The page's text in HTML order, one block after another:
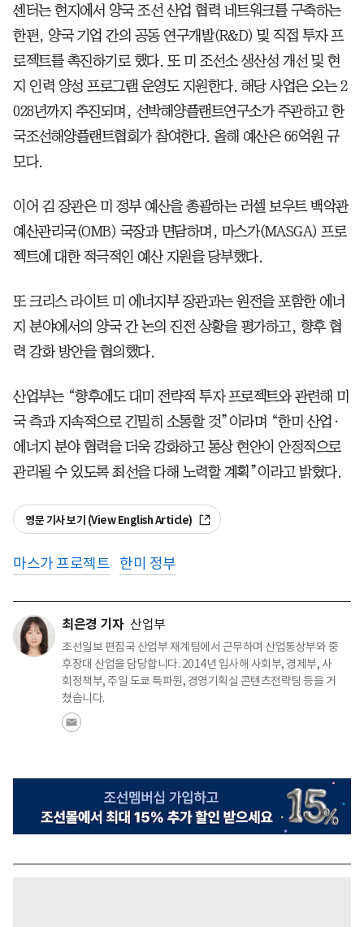
센터는 현지에서 양국 조선 산업 협력 네트워크를 구축하는
한편, 양국 기업 간의 공동 연구개발(R&D) 및 직접 투자 프
로젝트를 촉진하기로 했다. 또 미 조선소 생산성 개선 및 현
지 인력 양성 프로그램 운영도 지원한다. 해당 사업은 오는 2
028년까지 추진되며, 선박해양플랜트연구소가 주관하고 한
국조선해양플랜트협회가 참여한다. 올해 예산은 66억원 규
모다.
이어 김 장관은 미 정부 예산을 총괄하는 러셀 보우트 백악관
예산관리국(OMB) 국장과 면담하며, 마스가(MASGA) 프로
젝트에 대한 적극적인 예산 지원을 당부했다.
또 크리스 라이트 미 에너지부 장관과는 원전을 포함한 에너
지 분야에서의 양국 간 논의 진전 상황을 평가하고, 향후 협
력 강화 방안을 협의했다.
산업부는 “향후에도 대미 전략적 투자 프로젝트와 관련해 미
국 측과 지속적으로 긴밀히 소통할 것”이라며 “한미 산업·
에너지 분야 협력을 더욱 강화하고 통상 현안이 안정적으로
관리될 수 있도록 최선을 다해 노력할 계획”이라고 밝혔다.
영문 기사 보기 (View English Article)
마스가 프로젝트 한미 정부
최은경 기자 산업부
조선일보 편집국 산업부 재계팀에서 근무하며 산업통상부와 중
후장대 산업을 담당합니다. 2014년 입사해 사회부, 경제부, 사
회정책부, 주일 도쿄 특파원, 경영기획실 콘텐츠전략팀 등을 거
쳤습니다.